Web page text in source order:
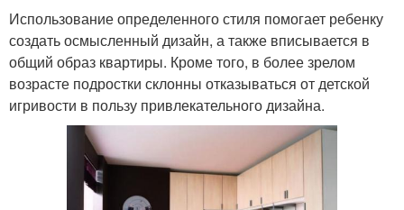
Использование определенного стиля помогает ребенку
создать осмысленный дизайн, а также вписывается в
общий образ квартиры. Кроме того, в более зрелом
возрасте подростки склонны отказываться от детской
игривости в пользу привлекательного дизайна.